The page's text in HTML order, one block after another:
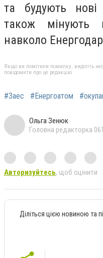
та будують
також мінують
навколо
Якщо ви помітили помилку, виділіть
повідомити про це редакцію
#Заес #Енергоатом
Ольга Зенюк
Головна редакторка
Авторизуйтесь, щоб оцінити
Діліться цією новиною та